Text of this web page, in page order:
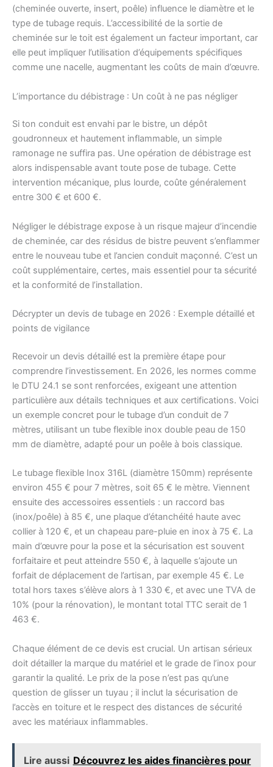
(cheminée ouverte, insert, poêle) influence le diamètre et le
type de tubage requis. L’accessibilité de la sortie de
cheminée sur le toit est également un facteur important, car
elle peut impliquer l’utilisation d’équipements spécifiques
comme une nacelle, augmentant les coûts de main d’œuvre.
L’importance du débistrage : Un coût à ne pas négliger
Si ton conduit est envahi par le bistre, un dépôt
goudronneux et hautement inflammable, un simple
ramonage ne suffira pas. Une opération de débistrage est
alors indispensable avant toute pose de tubage. Cette
intervention mécanique, plus lourde, coûte généralement
entre 300 € et 600 €.
Négliger le débistrage expose à un risque majeur d’incendie
de cheminée, car des résidus de bistre peuvent s’enflammer
entre le nouveau tube et l’ancien conduit maçonné. C’est un
coût supplémentaire, certes, mais essentiel pour ta sécurité
et la conformité de l’installation.
Décrypter un devis de tubage en 2026 : Exemple détaillé et
points de vigilance
Recevoir un devis détaillé est la première étape pour
comprendre l’investissement. En 2026, les normes comme
le DTU 24.1 se sont renforcées, exigeant une attention
particulière aux détails techniques et aux certifications. Voici
un exemple concret pour le tubage d’un conduit de 7
mètres, utilisant un tube flexible inox double peau de 150
mm de diamètre, adapté pour un poêle à bois classique.
Le tubage flexible Inox 316L (diamètre 150mm) représente
environ 455 € pour 7 mètres, soit 65 € le mètre. Viennent
ensuite des accessoires essentiels : un raccord bas
(inox/poêle) à 85 €, une plaque d’étanchéité haute avec
collier à 120 €, et un chapeau pare-pluie en inox à 75 €. La
main d’œuvre pour la pose et la sécurisation est souvent
forfaitaire et peut atteindre 550 €, à laquelle s’ajoute un
forfait de déplacement de l’artisan, par exemple 45 €. Le
total hors taxes s’élève alors à 1 330 €, et avec une TVA de
10% (pour la rénovation), le montant total TTC serait de 1
463 €.
Chaque élément de ce devis est crucial. Un artisan sérieux
doit détailler la marque du matériel et le grade de l’inox pour
garantir la qualité. Le prix de la pose n’est pas qu’une
question de glisser un tuyau ; il inclut la sécurisation de
l’accès en toiture et le respect des distances de sécurité
avec les matériaux inflammables.
Lire aussi Découvrez les aides financières pour